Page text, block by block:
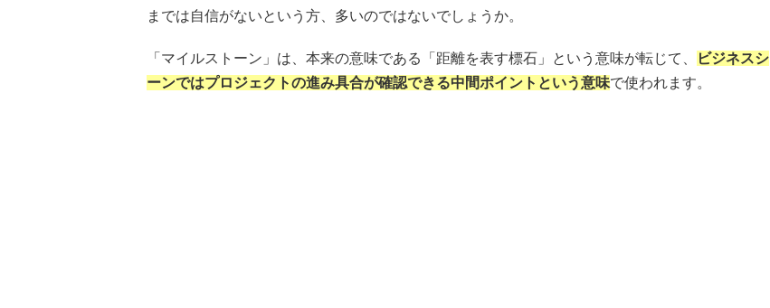
までは自信がないという方、多いのではないでしょうか。
「マイルストーン」は、本来の意味である「距離を表す標石」という意味が転じて、
ビジネスシ
ーンではプロジェクトの進み具合が確認できる中間ポイントという意味で使われます。